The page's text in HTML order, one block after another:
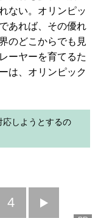
ない。オリンピッ
あれば、その優れ
のどこからでも見
ーヤーを育てるた
は、オリンピック
応しようとするの
4